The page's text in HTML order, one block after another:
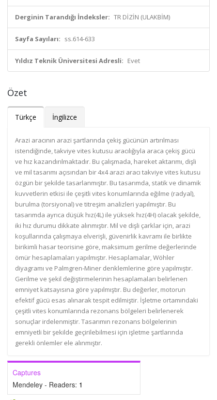
Derginin Tarandığı İndeksler: TR DİZİN (ULAKBİM)
Sayfa Sayıları: ss.614-633
Yıldız Teknik Üniversitesi Adresli: Evet
Özet
Türkçe İngilizce
Arazi aracının arazi şartlarında çekiş gücünün artırılması
istendiğinde, takviye vites kutusu aracılığıyla araca çekiş gücü
ve hız kazandırılmaktadır. Bu çalışmada, hareket aktarımı, dişli
ve mil tasarımı açısından bir 4x4 arazi aracı takviye vites kutusu
özgün bir şekilde tasarlanmıştır. Bu tasarımda, statik ve dinamik
kuvvetlerin etkisi ile çeşitli vites konumlarında eğilme (radyal),
burulma (torsiyonal) ve titreşim analizleri yapılmıştır. Bu
tasarımda ayrıca düşük hız(4L) ile yüksek hız(4H) olacak şekilde,
iki hız durumu dikkate alınmıştır. Mil ve dişli çarklar için, arazi
koşullarında çalışmaya elverişli, güvenirlik kavramı ile birlikte
birikimli hasar teorisine göre, maksimum gerilme değerlerinde
ömür hesaplamaları yapılmıştır. Hesaplamalar, Wöhler
diyagramı ve Palmgren-Miner denklemlerine göre yapılmıştır.
Gerilme ve şekil değiştirmelerinin hesaplamaları belirlenen
emniyet katsayısına göre yapılmıştır. Bu değerler, motorun
efektif gücü esas alınarak tespit edilmiştir. İşletme ortamındaki
çeşitli vites konumlarında rezonans bölgeleri belirlenerek
sonuçlar irdelenmiştir. Tasarımın rezonans bölgelerinin
emniyetli bir şekilde geçirilebilmesi için işletme şartlarında
gerekli önlemler ele alınmıştır.
Captures
Mendeley - Readers: 1